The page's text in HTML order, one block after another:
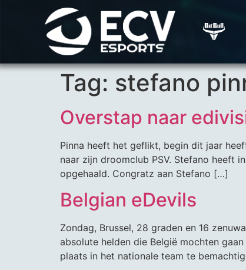
Tag: stefano
Overstap naar
Pinna heeft het geflikt, begin dit jaar
naar zijn droomclub PSV. Stefano heeft
opgehaald. Congratz aan Stefano […]
Belgian eDevils
Zondag, Brussel, 28 graden en 16
absolute helden die België mochten
plaats in het nationale team te